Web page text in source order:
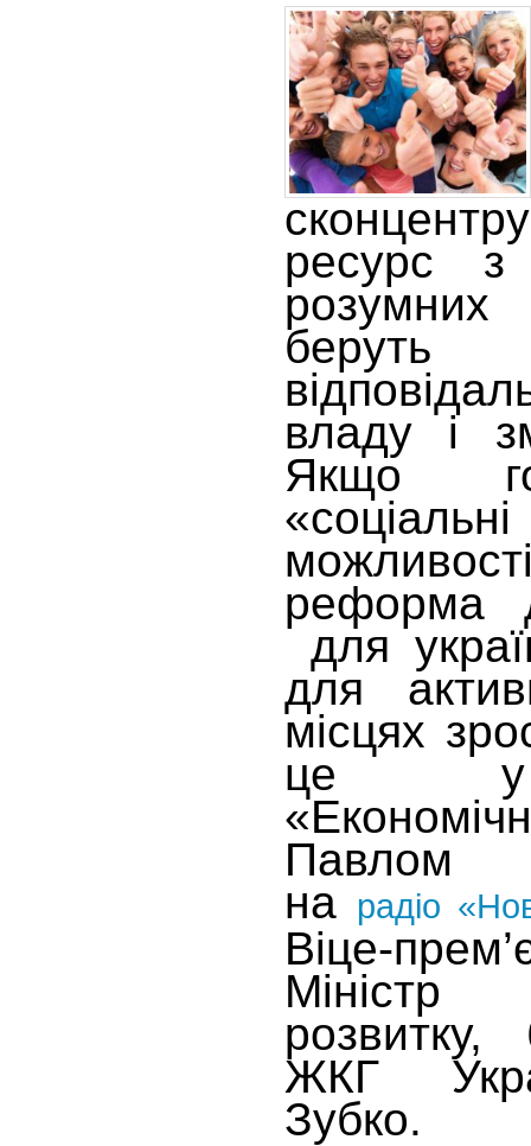
ресурс з
розумних
владу і
Якщо
реформа
для
для
місцях
це у
Павлом
на радіо
Віце-
Міністр
розвитку,
ЖКГ
Зубко.